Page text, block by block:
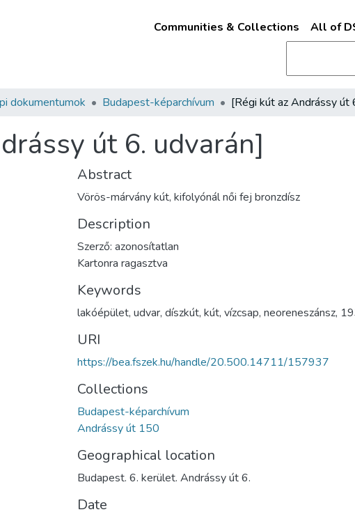
Communities & Collections All of
dokumentumok Budapest-képarchívum
út 6. udvarán]
Abstract
Vörös-márvány kút, kifolyónál női fej bronzdísz
Description
Szerző: azonosítatlan
Kartonra ragasztva
Keywords
lakóépület, udvar, díszkút, kút, vízcsap, neoreneszánsz,
URI
https://bea.fszek.hu/handle/20.500.14711/157937
Collections
Budapest-képarchívum
Andrássy út 150
Geographical location
Budapest. 6. kerület. Andrássy út 6.
Date